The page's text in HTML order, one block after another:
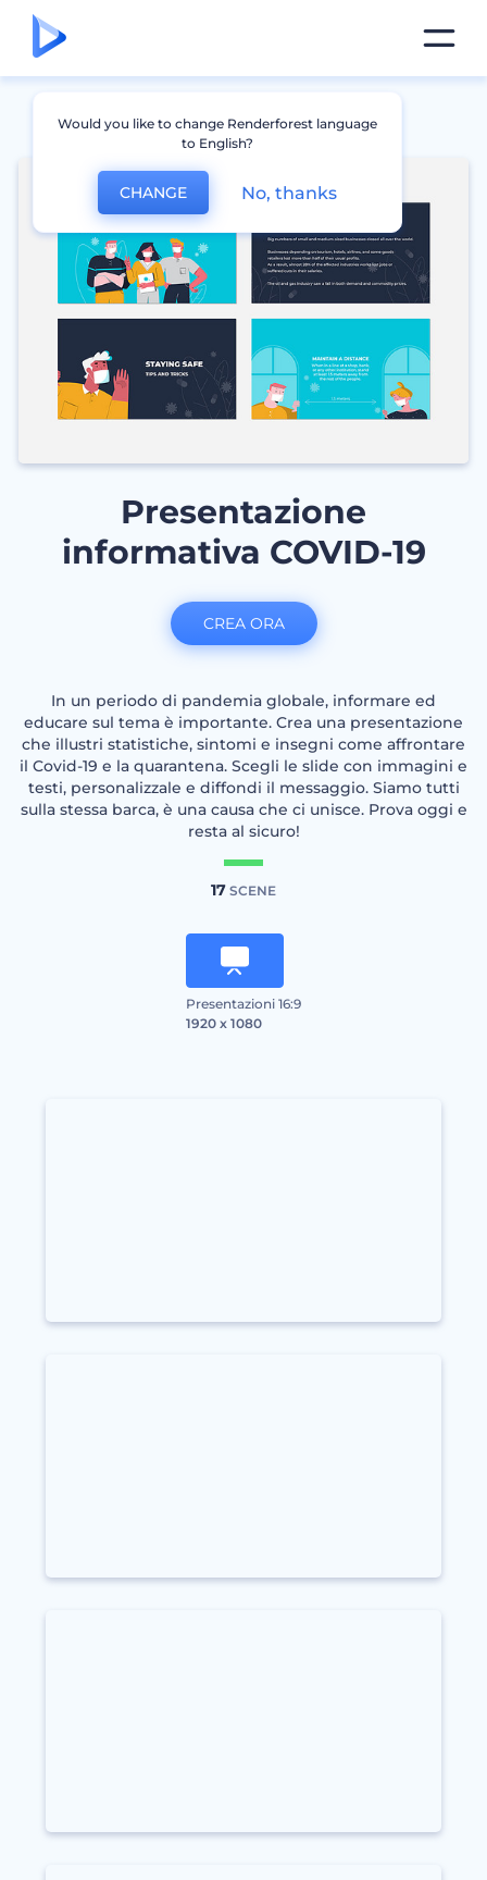
Presentazione
informativa COVID-19
In un periodo di pandemia globale, informare ed
educare sul tema è importante. Crea una presentazione
che illustri statistiche, sintomi e insegni come affrontare
il Covid-19 e la quarantena. Scegli le slide con immagini e
testi, personalizzale e diffondi il messaggio. Siamo tutti
sulla stessa barca, è una causa che ci unisce. Prova oggi e
resta al sicuro!
17 SCENE
Presentazioni 16:9
1920 x 1080
CREA ORA
Would you like to change Renderforest language
to English?
CHANGE No, thanks